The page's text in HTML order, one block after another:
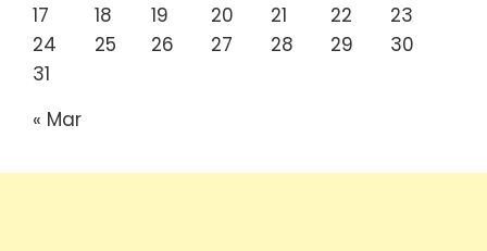
17
18 19 20 21 22
23
24
25 26 27 28 29
30
31
« Mar